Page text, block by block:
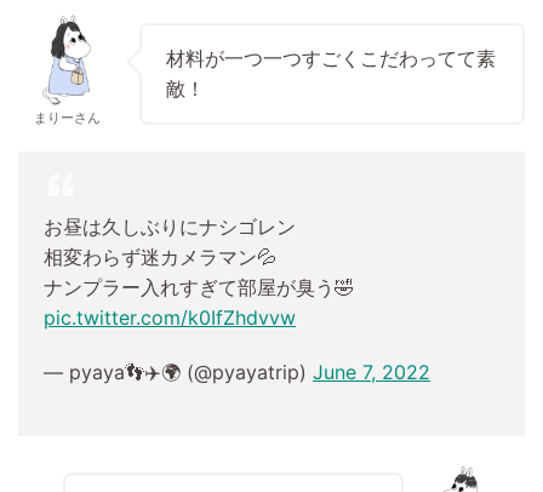
まりーさん
材料が一つ一つすごくこだわってて素
敵！
お昼は久しぶりにナシゴレン
相変わらず迷カメラマン💦
ナンプラー入れすぎて部屋が臭う🤣
pic.twitter.com/k0IfZhdvvw
— pyaya👣✈️🌍 (@pyayatrip) June 7, 2022